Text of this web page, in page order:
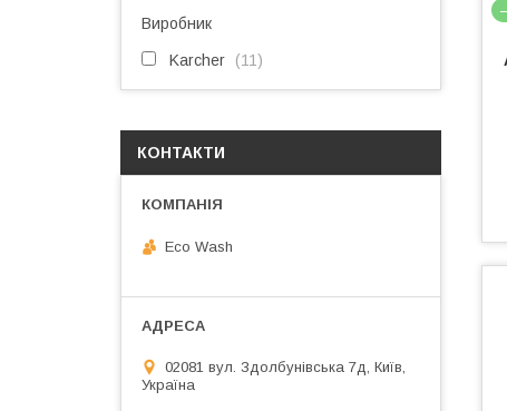
Виробник
Karcher 11
КОНТАКТИ
Eco Wash
02081 вул. Здолбунівська 7д, Київ,
Україна